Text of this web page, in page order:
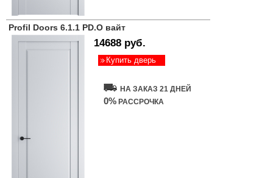
Profil Doors 6.1.1 PD.O вайт
14688 руб.
Купить дверь
НА ЗАКАЗ 21 ДНЕЙ
0% РАССРОЧКА